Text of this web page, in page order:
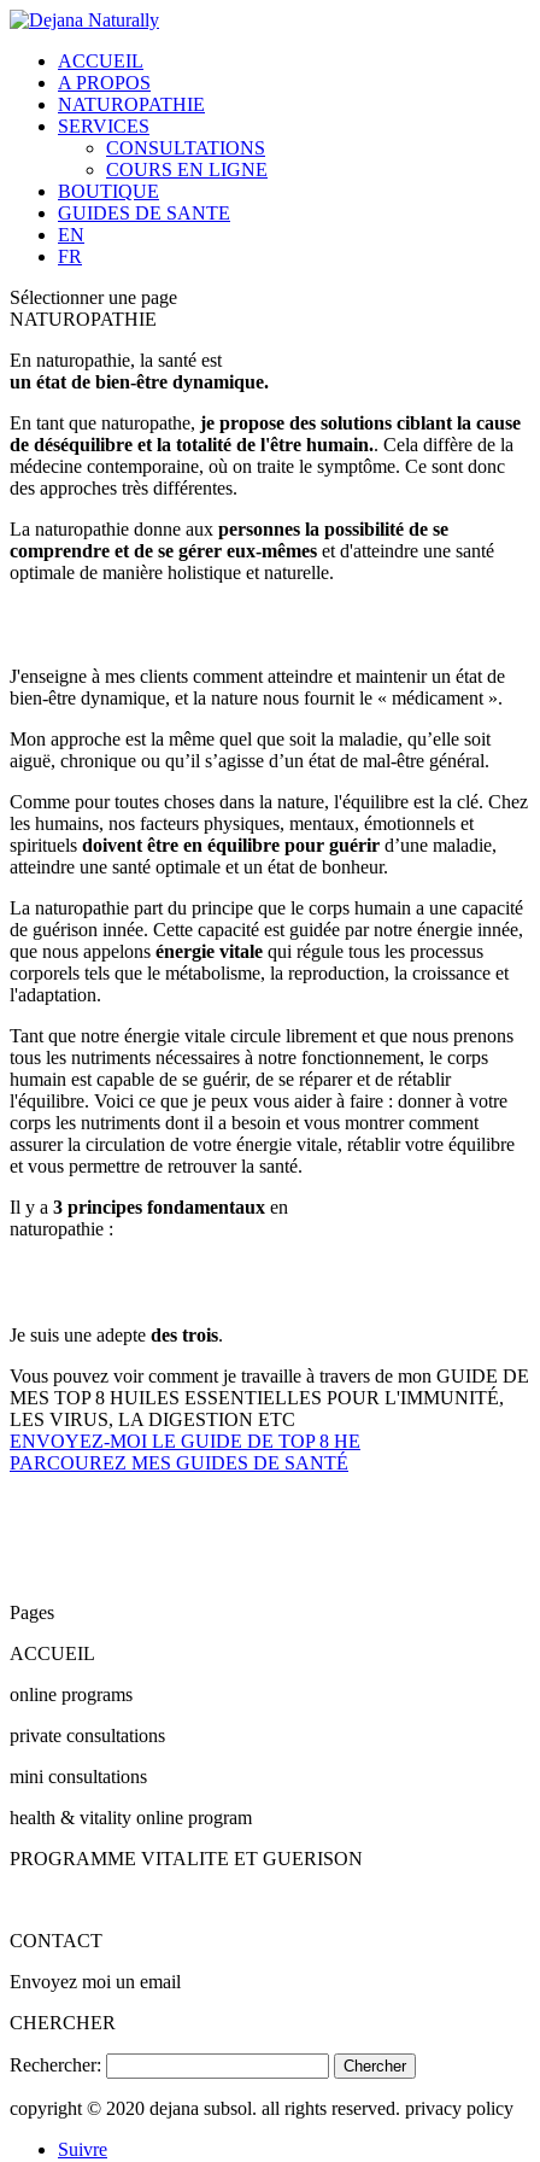
ACCUEIL
A PROPOS
NATUROPATHIE
SERVICES
CONSULTATIONS
COURS EN LIGNE
BOUTIQUE
GUIDES DE SANTE
EN
FR
Sélectionner une page
NATUROPATHIE
En naturopathie, la santé est
un état de bien-être dynamique.
En tant que naturopathe, je propose des solutions ciblant la cause
de déséquilibre et la totalité de l'être humain.. Cela diffère de la
médecine contemporaine, où on traite le symptôme. Ce sont donc
des approches très différentes.
La naturopathie donne aux personnes la possibilité de se
comprendre et de se gérer eux-mêmes et d'atteindre une santé
optimale de manière holistique et naturelle.
J'enseigne à mes clients comment atteindre et maintenir un état de
bien-être dynamique, et la nature nous fournit le « médicament ».
Mon approche est la même quel que soit la maladie, qu’elle soit
aiguë, chronique ou qu’il s’agisse d’un état de mal-être général.
Comme pour toutes choses dans la nature, l'équilibre est la clé. Chez
les humains, nos facteurs physiques, mentaux, émotionnels et
spirituels doivent être en équilibre pour guérir d’une maladie,
atteindre une santé optimale et un état de bonheur.
La naturopathie part du principe que le corps humain a une capacité
de guérison innée. Cette capacité est guidée par notre énergie innée,
que nous appelons énergie vitale qui régule tous les processus
corporels tels que le métabolisme, la reproduction, la croissance et
l'adaptation.
Tant que notre énergie vitale circule librement et que nous prenons
tous les nutriments nécessaires à notre fonctionnement, le corps
humain est capable de se guérir, de se réparer et de rétablir
l'équilibre. Voici ce que je peux vous aider à faire : donner à votre
corps les nutriments dont il a besoin et vous montrer comment
assurer la circulation de votre énergie vitale, rétablir votre équilibre
et vous permettre de retrouver la santé.
Il y a 3 principes fondamentaux en
naturopathie :
Je suis une adepte des trois.
Vous pouvez voir comment je travaille à travers de mon GUIDE DE
MES TOP 8 HUILES ESSENTIELLES POUR L'IMMUNITÉ,
LES VIRUS, LA DIGESTION ETC
ENVOYEZ-MOI LE GUIDE DE TOP 8 HE
PARCOUREZ MES GUIDES DE SANTÉ
Pages
ACCUEIL
online programs
private consultations
mini consultations
health & vitality online program
PROGRAMME VITALITE ET GUERISON
CONTACT
Envoyez moi un email
CHERCHER
Rechercher:
copyright © 2020 dejana subsol. all rights reserved. privacy policy
Suivre